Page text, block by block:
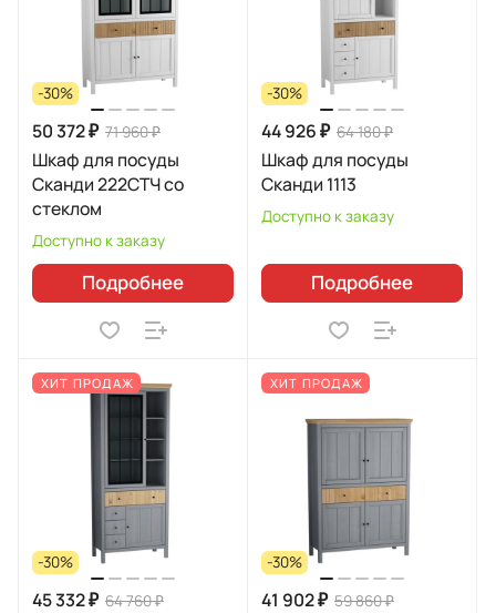
-30%
50 372 ₽ 71 960 ₽
Шкаф для посуды
Сканди 222СТЧ со
стеклом
Доступно к заказу
Подробнее
-30%
44 926 ₽ 64 180 ₽
Шкаф для посуды
Сканди 1113
Доступно к заказу
Подробнее
ХИТ ПРОДАЖ
-30%
45 332 ₽ 64 760 ₽
ХИТ ПРОДАЖ
-30%
41 902 ₽ 59 860 ₽